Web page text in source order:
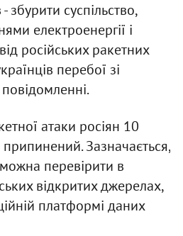
суспільство,
електроенергії і
російських ракетних
перебої зі
атаки росіян 10
Зазначається,
перевірити в
відкритих джерелах,
платформі даних